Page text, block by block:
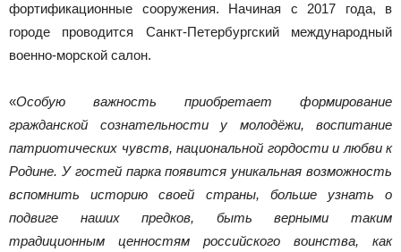
фортификационные сооружения. Начиная с 2017 года, в
городе проводится Санкт-Петербургский международный
военно-морской салон.
«Особую важность приобретает формирование
гражданской сознательности у молодёжи, воспитание
патриотических чувств, национальной гордости и любви к
Родине. У гостей парка появится уникальная возможность
вспомнить историю своей страны, больше узнать о
подвиге наших предков, быть верными таким
традиционным ценностям российского воинства, как